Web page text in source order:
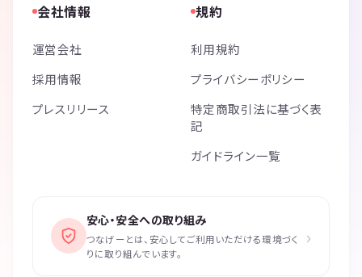
会社情報
運営会社
採用情報
プレスリリース
規約
利用規約
プライバシーポリシー
特定商取引法に基づく表
記
ガイドライン一覧
安心・安全への取り組み
つなげーとは、安心してご利用いただける環境づく
りに取り組んでいます。
›